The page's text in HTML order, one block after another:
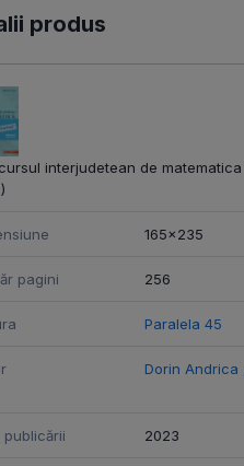
produs
interjudetean de
165x235
pagini 256
Paralela 45
Dorin Andrica
publicării 2023